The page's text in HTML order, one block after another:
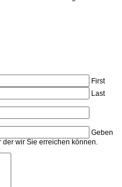
First
Last
Geben
wir Sie erreichen können.